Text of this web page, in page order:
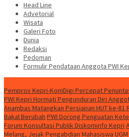
Head Line
Advetorial
Wisata
Galeri Foto
Dunia
Redaksi
Pedoman
Formulir Pendataan Anggota PWI
Pemprov Kepri-KomDigi Percepat
PWI Kepri Hormati Pengunduran Diri
Anambas Matangkan Persiapan HUT ke-81
Bakal Berubah PWI Dorong Penguatan
Forum Konsultasi Publik Diskominfo Kepri
Melang, Jejak Pengabdian Mahasiswa